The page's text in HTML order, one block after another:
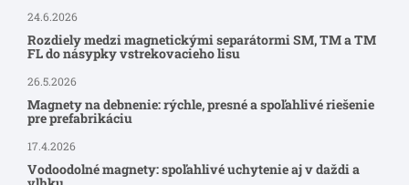
24.6.2026
Rozdiely medzi magnetickými separátormi SM, TM a TM
FL do násypky vstrekovacieho lisu
26.5.2026
Magnety na debnenie: rýchle, presné a spoľahlivé riešenie
pre prefabrikáciu
17.4.2026
Vodoodolné magnety: spoľahlivé uchytenie aj v daždi a